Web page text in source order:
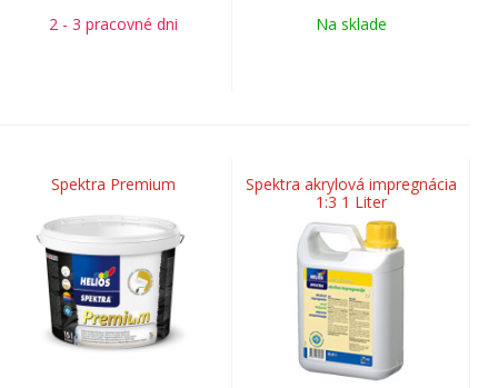
2 - 3 pracovné dni Na sklade
Spektra Premium
Spektra akrylová impregnácia
1:3 1 Liter